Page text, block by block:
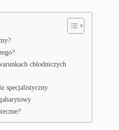
chłodniczych
specjalistyczny